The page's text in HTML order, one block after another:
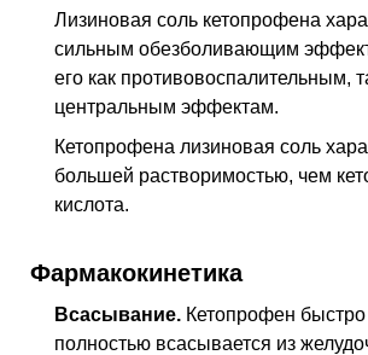
Лизиновая соль кетопрофена
сильным обезболивающим
его как противовоспалительным,
центральным эффектам.
Кетопрофена лизиновая соль
большей растворимостью, чем
кислота.
Фармакокинетика
Всасывание. Кетопрофен быстро
полностью всасывается из